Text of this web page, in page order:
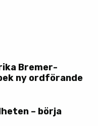
Bremer-
ny ordförande
– börja